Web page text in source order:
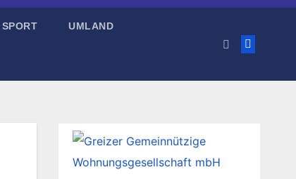
SPORT UMLAND